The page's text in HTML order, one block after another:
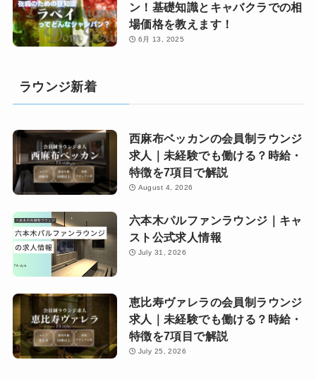
ン！基礎知識とキャバクラでの相
場価格を教えます！
6月 13, 2025
ラウンジ新着
西麻布ベッカンの会員制ラウンジ
求人｜未経験でも働ける？時給・
特徴を7項目で解説
August 4, 2026
六本木パルファンラウンジ｜キャ
スト公式求人情報
July 31, 2026
恵比寿ヴァレラの会員制ラウンジ
求人｜未経験でも働ける？時給・
特徴を7項目で解説
July 25, 2026